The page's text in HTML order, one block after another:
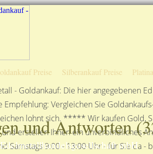
Preise Silberankauf Preise
- Goldankauf: Die hier angegebenen
Vergleichen Sie
lohnt sich. ***** Wir kaufen Gold,
und erstellen Ihnen ein unverbindliches
Samstags 9:00 - 13:00 Uhr - für Sie
und Antworten (
mbH